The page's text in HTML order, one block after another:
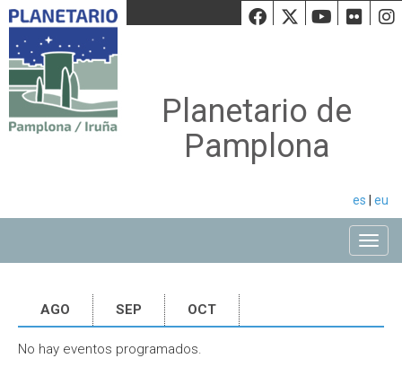
Facebook
Twiiter
Planetario de
Pamplona
es eu
AGO SEP OCT
No hay eventos programados.